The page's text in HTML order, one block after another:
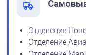
Отделение
Отделение